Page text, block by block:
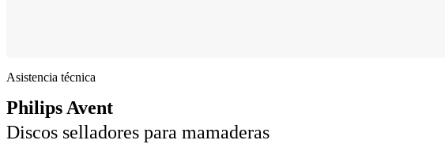
Asistencia técnica
Philips Avent
Discos selladores para mamaderas